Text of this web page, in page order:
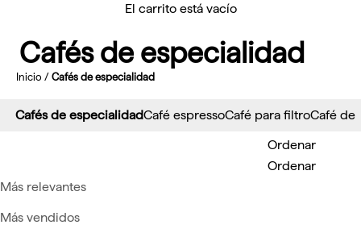
El carrito está vacío
Cafés de especialidad
Inicio / Cafés de especialidad
Cafés de especialidadCafé espressoCafé para filtroCafé
Ordenar
Ordenar
Más relevantes
Más vendidos